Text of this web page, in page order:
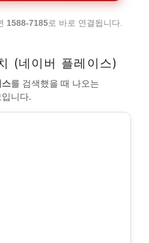
1588-7185로 바로 연결됩니다.
(네이버 플레이스)
스를 검색했을 때 나오는
니다.